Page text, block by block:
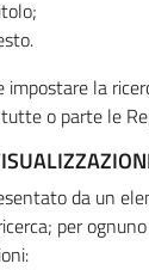
impostare la
o parte le
da un
per